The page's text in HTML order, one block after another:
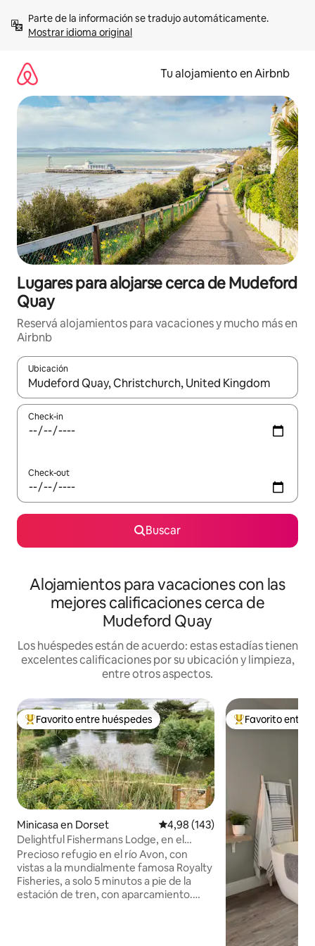
contenidoMostrar idioma original
Tu alojamiento en Airbnb
Lugares para alojarse cerca de Mudeford
Quay
Reservá alojamientos para vacaciones y mucho más en
Airbnb
Ubicación
Cuando los resultados estén disponibles, navegá con las
Check-in
Check-out
Buscar
Alojamientos para vacaciones con las
mejores calificaciones cerca de
Mudeford Quay
Los huéspedes están de acuerdo: estas estadías tienen
excelentes calificaciones por su ubicación y limpieza,
entre otros aspectos.
Favorito entre los huéspedes más destacados
Favorito entre huéspedes
Minicasa en Dorset Calificación promedio: 4,98 de
4,98 (143)
Delightful Fishermans Lodge, en el
centro de Christchurch
Precioso refugio en el río Avon, con
vistas a la mundialmente famosa Royalty
Fisheries, a solo 5 minutos a pie de la
estación de tren, con aparcamiento.
Favorito entre
Favorito entre